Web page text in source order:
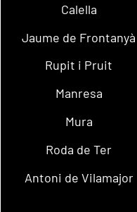
Calella
Jaume de Frontanyà
Rupit i Pruit
Manresa
Mura
Roda de Ter
Antoni de Vilamajor